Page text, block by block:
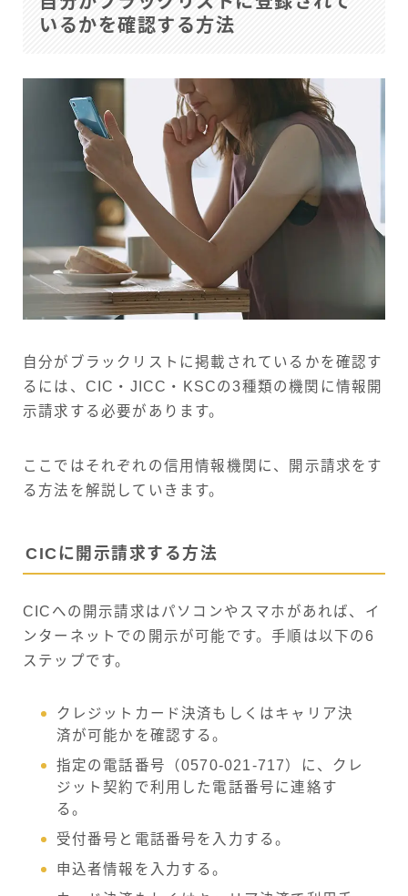
いるかを確認する方法
自分がブラックリストに掲載されているかを確認す
るには、CIC・JICC・KSCの3種類の機関に情報開
示請求する必要があります。
ここではそれぞれの信用情報機関に、開示請求をす
る方法を解説していきます。
CICに開示請求する方法
CICへの開示請求はパソコンやスマホがあれば、イ
ンターネットでの開示が可能です。手順は以下の6
ステップです。
クレジットカード決済もしくはキャリア決
済が可能かを確認する。
指定の電話番号（0570-021-717）に、クレ
ジット契約で利用した電話番号に連絡す
る。
受付番号と電話番号を入力する。
申込者情報を入力する。